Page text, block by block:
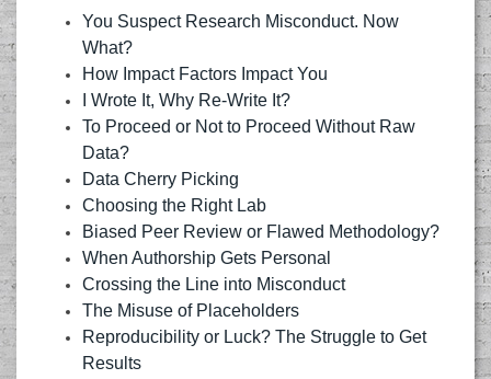
You Suspect Research Misconduct. Now
What?
How Impact Factors Impact You
I Wrote It, Why Re-Write It?
To Proceed or Not to Proceed Without Raw
Data?
Data Cherry Picking
Choosing the Right Lab
Biased Peer Review or Flawed Methodology?
When Authorship Gets Personal
Crossing the Line into Misconduct
The Misuse of Placeholders
Reproducibility or Luck? The Struggle to Get
Results